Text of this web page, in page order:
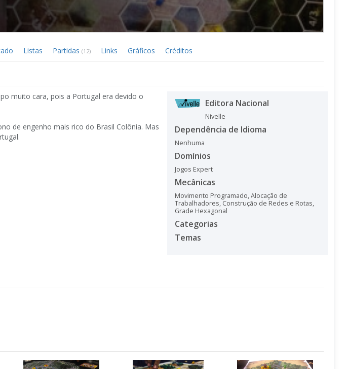
Listas Partidas (12) Links Gráficos Créditos
muito cara, pois a Portugal era devido o
de engenho mais rico do Brasil Colônia. Mas
Editora Nacional
Nivelle
Dependência de Idioma
Nenhuma
Domínios
Jogos Expert
Mecânicas
Movimento Programado,Alocação de
Trabalhadores, Construção de Redes e Rotas,
Grade Hexagonal
Categorias
Temas